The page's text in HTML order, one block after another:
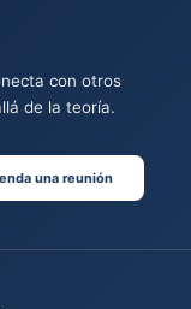
con otros
de la teoría.
una reunión